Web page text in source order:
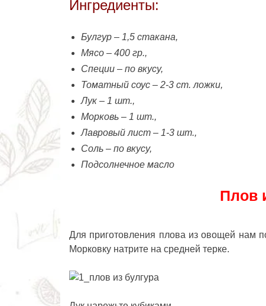
Ингредиенты:
Булгур – 1,5 стакана,
Мясо – 400 гр.,
Специи – по вкусу,
Томатный соус – 2-3 ст. ложки,
Лук – 1 шт.,
Морковь – 1 шт.,
Лавровый лист – 1-3 шт.,
Соль – по вкусу,
Подсолнечное масло
Плов
Для приготовления плова из овощей нам
Морковку натрите на средней терке.